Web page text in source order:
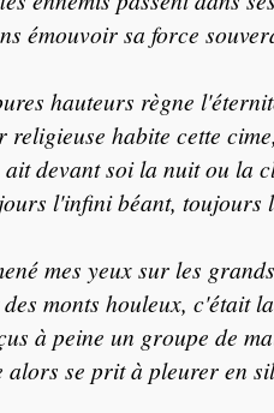
émouvoir sa force
hauteurs règne
habite cette cime,
devant soi la nuit ou la
l'infini béant, toujours
mes yeux sur les
monts houleux, c'était
à peine un groupe de
alors se prit à pleurer en